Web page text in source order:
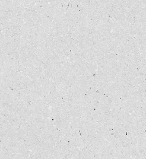
(アルミ） Aluminum Bung Only
4,950円 (税込)